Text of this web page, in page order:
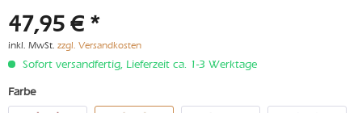
47,95 € *
inkl. MwSt. zzgl. Versandkosten
Sofort versandfertig, Lieferzeit ca. 1-3 Werktage
Farbe